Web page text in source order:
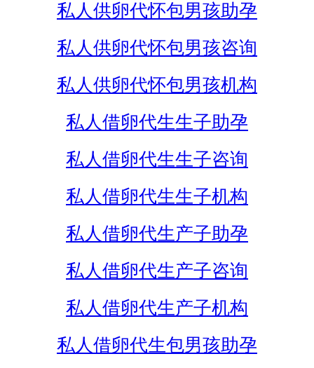
私人供卵代怀包男孩助孕
私人供卵代怀包男孩咨询
私人供卵代怀包男孩机构
私人借卵代生生子助孕
私人借卵代生生子咨询
私人借卵代生生子机构
私人借卵代生产子助孕
私人借卵代生产子咨询
私人借卵代生产子机构
私人借卵代生包男孩助孕